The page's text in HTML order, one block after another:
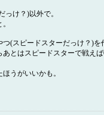
け？)以外で。
(スピードスターだっけ？)を
とはスピードスターで戦えば
うがいいかも。